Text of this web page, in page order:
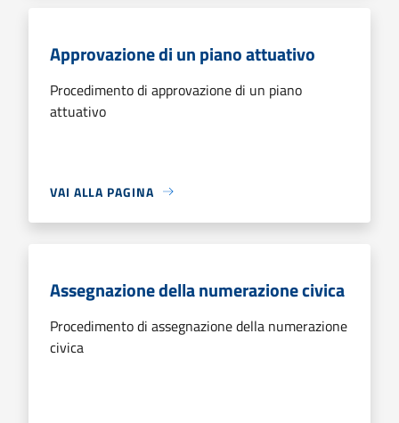
Approvazione di un piano attuativo
Procedimento di approvazione di un piano
attuativo
VAI ALLA PAGINA
Assegnazione della numerazione civica
Procedimento di assegnazione della numerazione
civica